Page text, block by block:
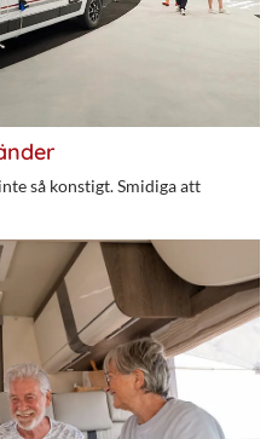
så konstigt. Smidiga att